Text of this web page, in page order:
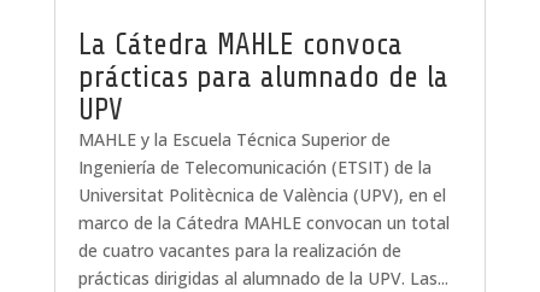
La Cátedra MAHLE convoca
prácticas para alumnado de la
UPV
MAHLE y la Escuela Técnica Superior de
Ingeniería de Telecomunicación (ETSIT) de la
Universitat Politècnica de València (UPV), en el
marco de la Cátedra MAHLE convocan un total
de cuatro vacantes para la realización de
prácticas dirigidas al alumnado de la UPV. Las...